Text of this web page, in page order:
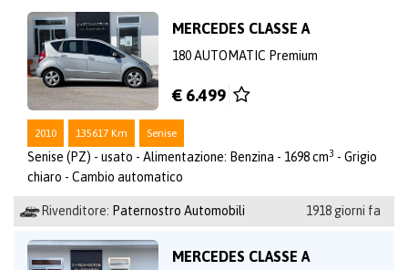
MERCEDES CLASSE A
180 AUTOMATIC Premium
€ 6.499
2010 135617 Km Senise
Senise (PZ) - usato - Alimentazione: Benzina - 1698 cm3 - Grigio
chiaro - Cambio automatico
Rivenditore: Paternostro Automobili 1918 giorni fa
MERCEDES CLASSE A